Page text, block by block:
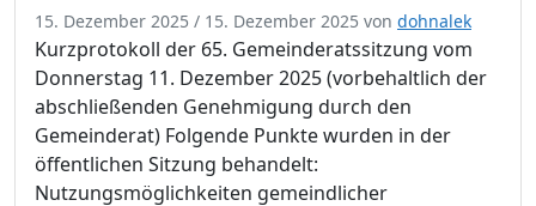
15. Dezember 2025 / 15. Dezember 2025 von dohnalek
Kurzprotokoll der 65. Gemeinderatssitzung vom
Donnerstag 11. Dezember 2025 (vorbehaltlich der
abschließenden Genehmigung durch den
Gemeinderat) Folgende Punkte wurden in der
öffentlichen Sitzung behandelt:
Nutzungsmöglichkeiten gemeindlicher